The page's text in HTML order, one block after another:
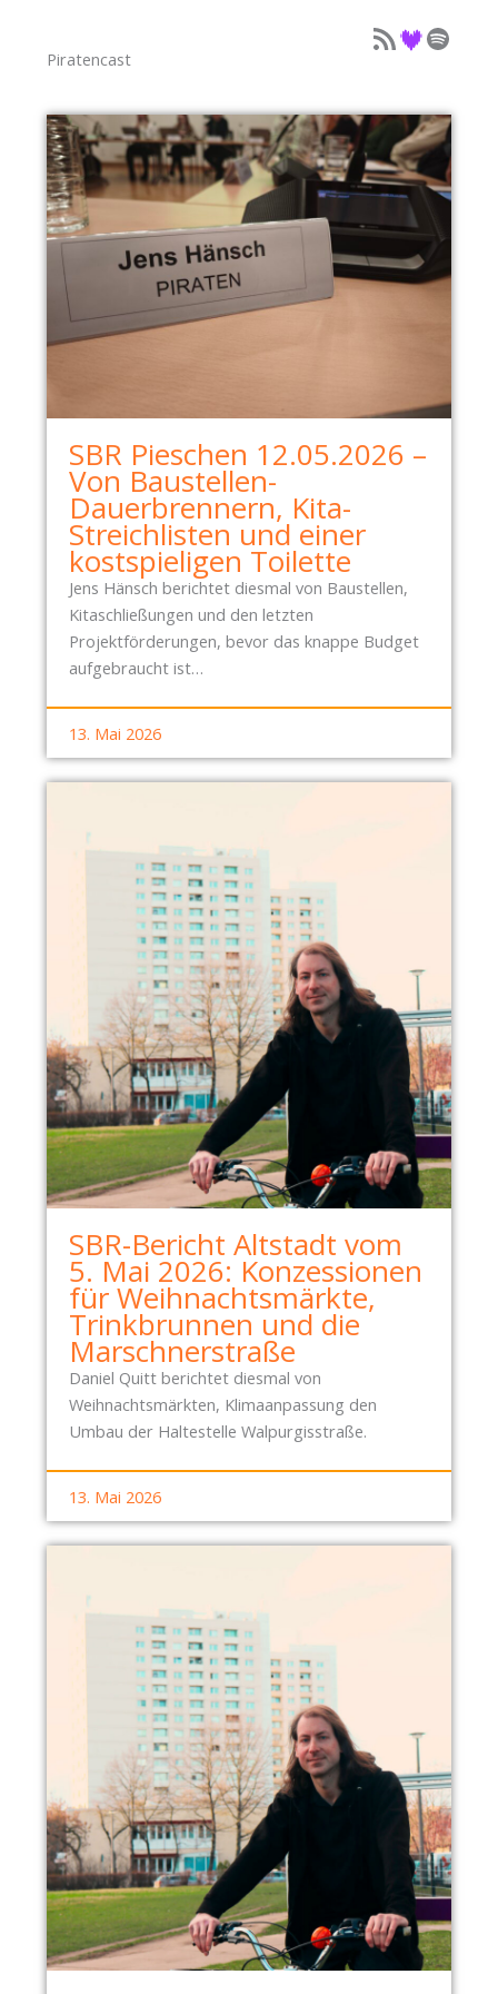
Piratencast
Podcast als Feed Podcast auf Deezer Podcast auf Spotify
SBR Pieschen 12.05.2026 –
Von Baustellen-
Dauerbrennern, Kita-
Streichlisten und einer
kostspieligen Toilette
Jens Hänsch berichtet diesmal von Baustellen,
Kitaschließungen und den letzten
Projektförderungen, bevor das knappe Budget
aufgebraucht ist…
13. Mai 2026
SBR-Bericht Altstadt vom
5. Mai 2026: Konzessionen
für Weihnachtsmärkte,
Trinkbrunnen und die
Marschnerstraße
Daniel Quitt berichtet diesmal von
Weihnachtsmärkten, Klimaanpassung den
Umbau der Haltestelle Walpurgisstraße.
13. Mai 2026